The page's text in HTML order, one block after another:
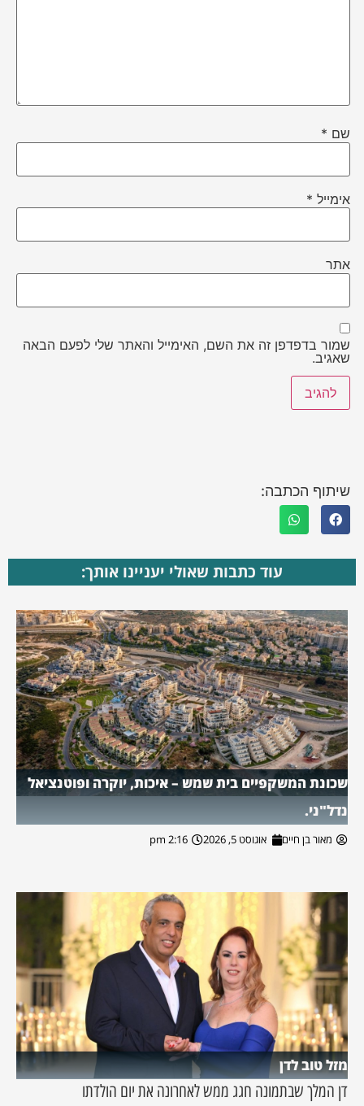
שם *
אימייל *
אתר
שמור בדפדפן זה את השם, האימייל והאתר שלי לפעם הבאה
שאגיב.
שיתוף הכתבה:
עוד כתבות שאולי יעניינו אותך:
שכונת המשקפיים בית שמש – איכות, יוקרה ופוטנציאל
נדל"ני.
מאור בן חיים אוגוסט 5, 2026 2:16 pm
מזל טוב לדן
דן המלך שבתמונה חגג ממש לאחרונה את יום הולדתו